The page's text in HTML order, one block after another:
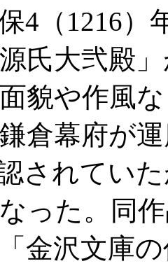
4（1216）
氏大弐殿
貌や作風
倉幕府が
されてい
った。同
金沢文庫